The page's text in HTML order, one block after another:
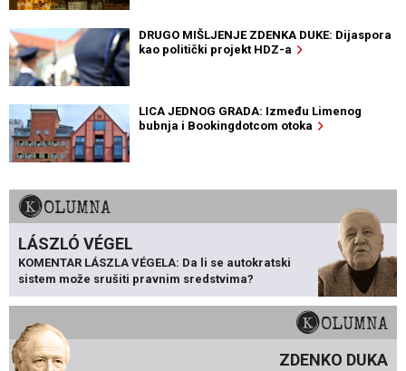
DRUGO MIŠLJENJE ZDENKA DUKE: Dijaspora
kao politički projekt HDZ-a
LICA JEDNOG GRADA: Između Limenog
bubnja i Bookingdotcom otoka
KOLUMNA
LÁSZLÓ VÉGEL
KOMENTAR LÁSZLA VÉGELA: Da li se autokratski
sistem može srušiti pravnim sredstvima?
KOLUMNA
ZDENKO DUKA